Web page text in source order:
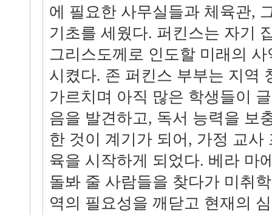
에 필요한 사무실들과 체육관,
기초를 세웠다. 퍼킨스는 자기
그리스도께로 인도할 미래의
시켰다. 존 퍼킨스 부부는 지역
가르치며 아직 많은 학생들이
음을 발견하고, 독서 능력을 보
한 것이 계기가 되어, 가정 교사
육을 시작하게 되었다. 베라 마
돌봐 줄 사람들을 찾다가 미취
역의 필요성을 깨닫고 현재의